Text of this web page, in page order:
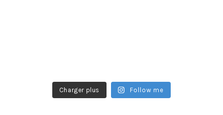
Charger plus Follow me